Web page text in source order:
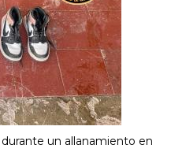
un allanamiento en